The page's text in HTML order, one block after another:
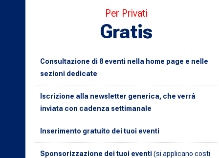
Per Privati
Gratis
Consultazione di 8 eventi nella home page e nelle
sezioni dedicate
Iscrizione alla newsletter generica, che verrà
inviata con cadenza settimanale
Inserimento gratuito dei tuoi eventi
Sponsorizzazione dei tuoi eventi (si applicano costi